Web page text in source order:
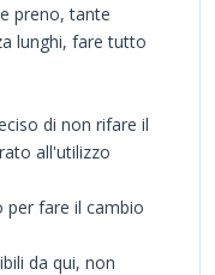
preno, tante
lunghi, fare tutto
di non rifare il
all'utilizzo
fare il cambio
da qui, non